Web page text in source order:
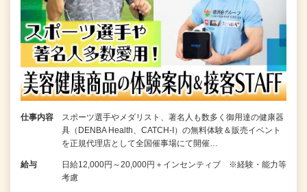
仕事内容
スポーツ選手やメダリスト、著名人も数多く御用達の健康器
具（DENBA Health、CATCH-I）の無料体験＆販売イベント
を正規代理店として全国催事場にて開催…
給与
日給12,000円～20,000円＋インセンティブ ※経験・能力等
考慮